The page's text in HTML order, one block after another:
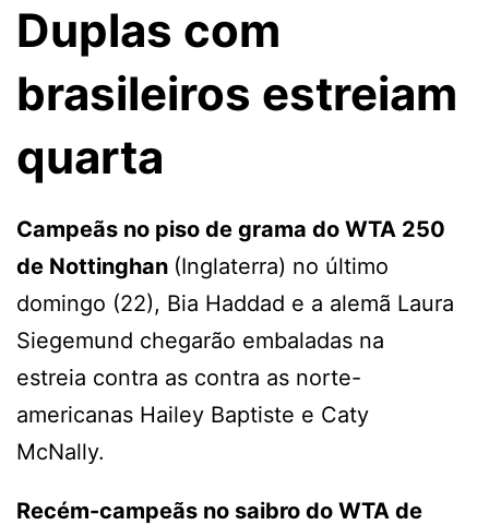
Duplas com
brasileiros estreiam
quarta
Campeãs no piso de grama do WTA 250
de Nottinghan (Inglaterra) no último
domingo (22), Bia Haddad e a alemã Laura
Siegemund chegarão embaladas na
estreia contra as contra as norte-
americanas Hailey Baptiste e Caty
McNally.
Recém-campeãs no saibro do WTA de